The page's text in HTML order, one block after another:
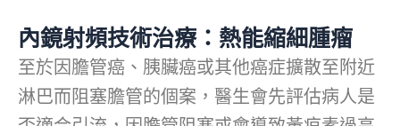
內鏡射頻技術治療：熱能縮細腫瘤
至於因膽管癌、胰臟癌或其他癌症擴散至附近
淋巴而阻塞膽管的個案，醫生會先評估病人是